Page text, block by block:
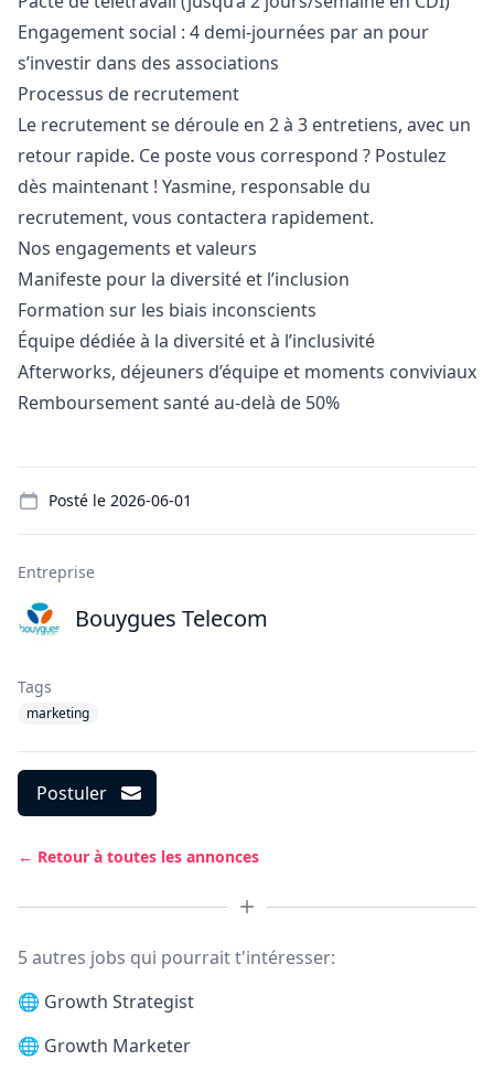
Engagement social : 4 demi-journées par an pour
s’investir dans des associations
Processus de recrutement
Le recrutement se déroule en 2 à 3 entretiens, avec un
retour rapide. Ce poste vous correspond ? Postulez
dès maintenant ! Yasmine, responsable du
recrutement, vous contactera rapidement.
Nos engagements et valeurs
Manifeste pour la diversité et l’inclusion
Formation sur les biais inconscients
Équipe dédiée à la diversité et à l’inclusivité
Afterworks, déjeuners d’équipe et moments conviviaux
Remboursement santé au-delà de 50%
Posté le 2026-06-01
Entreprise
Bouygues Telecom
Tags
marketing
Postuler
← Retour à toutes les annonces
5 autres jobs qui pourrait t'intéresser:
🌐 Growth Strategist
🌐 Growth Marketer